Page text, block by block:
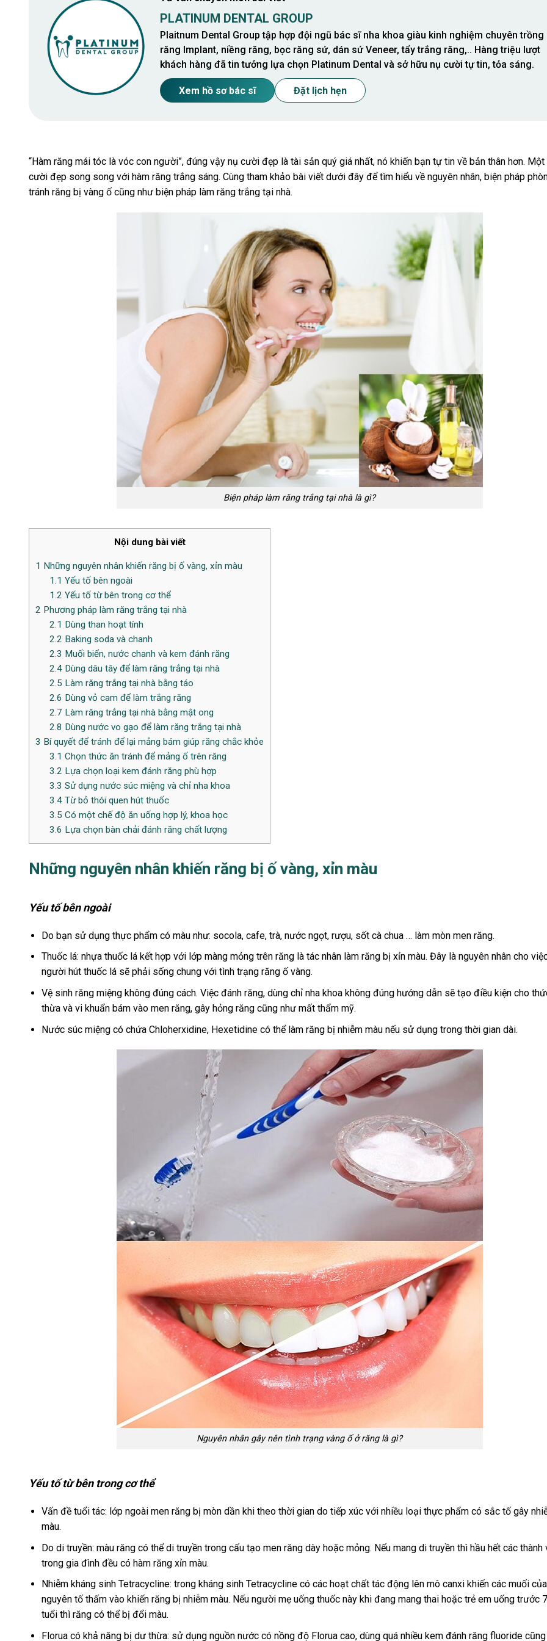
PLATINUM DENTAL GROUP
Plaitnum Dental Group tập hợp đội ngũ bác sĩ nha khoa giàu kinh nghiệm chuyên trồng
răng Implant, niềng răng, bọc răng sứ, dán sứ Veneer, tẩy trắng răng,.. Hàng triệu lượt
khách hàng đã tin tưởng lựa chọn Platinum Dental và sở hữu nụ cười tự tin, tỏa sáng.
Xem hồ sơ bác sĩ Đặt lịch hẹn
“Hàm răng mái tóc là vóc con người”, đúng vậy nụ cười đẹp là tài sản quý giá nhất, nó khiến bạn tự tin về bản thân hơn. Một
cười đẹp song song với hàm răng trắng sáng. Cùng tham khảo bài viết dưới đây để tìm hiểu về nguyên nhân, biện pháp
tránh răng bị vàng ố cũng như biện pháp làm răng trắng tại nhà.
Biện pháp làm răng trắng tại nhà là gì?
Nội dung bài viết
1 Những nguyên nhân khiến răng bị ố vàng, xỉn màu
1.1 Yếu tố bên ngoài
1.2 Yếu tố từ bên trong cơ thể
2 Phương pháp làm răng trắng tại nhà
2.1 Dùng than hoạt tính
2.2 Baking soda và chanh
2.3 Muối biển, nước chanh và kem đánh răng
2.4Dùng dâu tây để làm răng trắng tại nhà
2.5 Làm răng trắng tại nhà bằng táo
2.6 Dùng vỏ cam để làm trắng răng
2.7 Làm răng trắng tại nhà bằng mật ong
2.8 Dùng nước vo gạo để làm răng trắng tại nhà
3 Bí quyết để tránh để lại mảng bám giúp răng chắc khỏe
3.1 Chọn thức ăn tránh để mảng ố trên răng
3.2 Lựa chọn loại kem đánh răng phù hợp
3.3 Sử dụng nước súc miệng và chỉ nha khoa
3.4Từ bỏ thói quen hút thuốc
3.5 Có một chế độ ăn uống hợp lý, khoa học
3.6 Lựa chọn bàn chải đánh răng chất lượng
Những nguyên nhân khiến răng bị ố vàng, xỉn màu
Yếu tố bên ngoài
Do bạn sử dụng thực phẩm có màu như: socola, cafe, trà, nước ngọt, rượu, sốt cà chua … làm mòn men răng.
Thuốc lá: nhựa thuốc lá kết hợp với lớp màng mỏng trên răng là tác nhân làm răng bị xỉn màu. Đây là nguyên nhân cho
người hút thuốc lá sẽ phải sống chung với tình trạng răng ố vàng.
Vệ sinh răng miệng không đúng cách. Việc đánh răng, dùng chỉ nha khoa không đúng hướng dẫn sẽ tạo điều kiện cho
thừa và vi khuẩn bám vào men răng, gây hỏng răng cũng như mất thẩm mỹ.
Nước súc miệng có chứa Chloherxidine, Hexetidine có thể làm răng bị nhiễm màu nếu sử dụng trong thời gian dài.
Nguyên nhân gây nên tình trạng vàng ố ở răng là gì?
Yếu tố từ bên trong cơ thể
Vấn đề tuổi tác: lớp ngoài men răng bị mòn dần khi theo thời gian do tiếp xúc với nhiều loại thực phẩm có sắc tố gây
màu.
Do di truyền: màu răng có thể di truyền trong cấu tạo men răng dày hoặc mỏng. Nếu mang di truyền thì hầu hết các thành
trong gia đình đều có hàm răng xỉn màu.
Nhiễm kháng sinh Tetracycline: trong kháng sinh Tetracycline có các hoạt chất tác động lên mô canxi khiến các muối của
nguyên tố thấm vào khiến răng bị nhiễm màu. Nếu người mẹ uống thuốc này khi đang mang thai hoặc trẻ em uống trước
tuổi thì răng có thể bị đổi màu.
Florua có khả năng bị dư thừa: sử dụng nguồn nước có nồng độ Florua cao, dùng quá nhiều kem đánh răng fluoride